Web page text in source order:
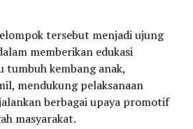
tersebut menjadi ujung
memberikan edukasi
tumbuh kembang anak,
mendukung pelaksanaan
berbagai upaya promotif
masyarakat.